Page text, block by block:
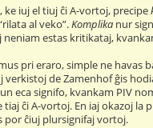
ke iuj el tiuj ĉi A-vortoj, precipe
al veko”.Komplika nur
estas kritikataj,
pri eraro, simple ne havas
verkistoj de Zamenhof ĝis
eca signifo, kvankam PIV
tiaj ĉi A-vortoj. En iaj okazoj
por ĉiuj plursignifaj vortoj.